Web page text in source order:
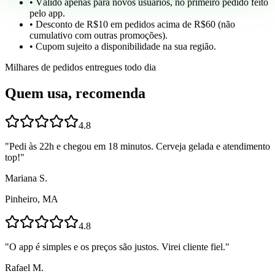
pelo app.
• Desconto de R$10 em pedidos acima de R$60 (não
cumulativo com outras promoções).
• Cupom sujeito a disponibilidade na sua região.
Milhares de pedidos entregues todo dia
Quem usa, recomenda
4.8
"Pedi às 22h e chegou em 18 minutos. Cerveja gelada e atendimento
top!"
Mariana S.
Pinheiro, MA
4.8
"O app é simples e os preços são justos. Virei cliente fiel."
Rafael M.